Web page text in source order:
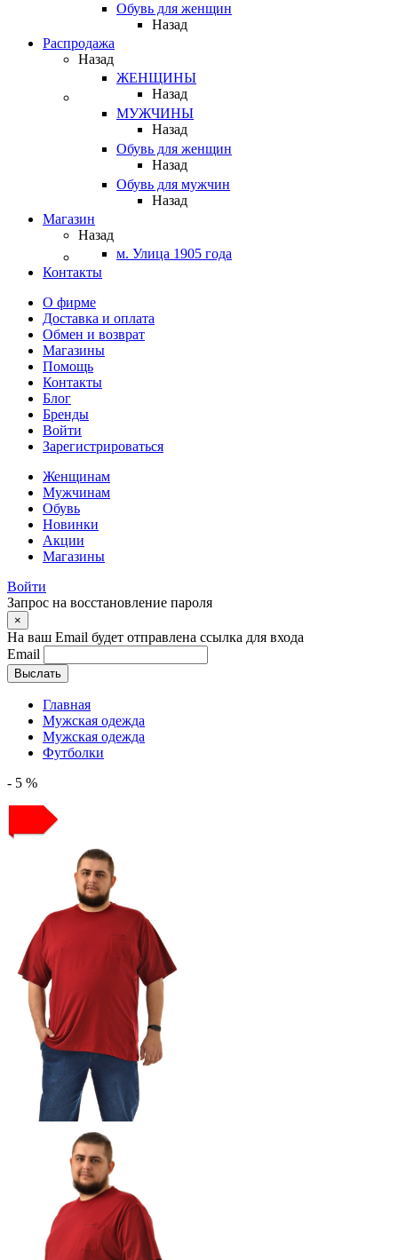
Обувь для женщин
Назад
Распродажа
Назад
ЖЕНЩИНЫ
Назад
МУЖЧИНЫ
Назад
Обувь для женщин
Назад
Обувь для мужчин
Назад
Магазин
Назад
м. Улица 1905 года
Контакты
О фирме
Доставка и оплата
Обмен и возврат
Магазины
Помощь
Контакты
Блог
Бренды
Войти
Зарегистрироваться
Женщинам
Мужчинам
Обувь
Новинки
Акции
Магазины
Войти
Запрос на восстановление пароля
×
На ваш Email будет отправлена ссылка для входа
Email
Выслать
Главная
Мужская одежда
Мужская одежда
Футболки
- 5 %